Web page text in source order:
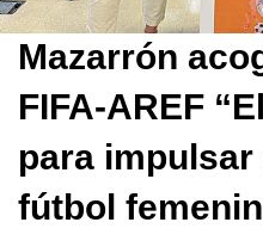
Mazarrón
FIFA-AREF
para
fútbol